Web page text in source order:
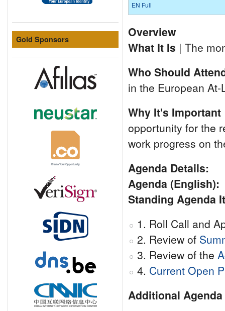
Gold Sponsors
EN Full
Overview
What It Is | The
Who Should
in the European
Why It's Important
opportunity for the
work progress on
Agenda Details:
Agenda (English):
Standing Agenda
1. Roll Call and
2. Review of
3. Review of the
4. Current Open
Additional